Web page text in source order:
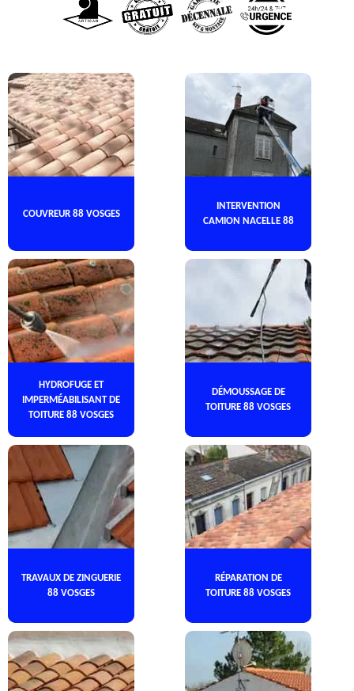
COUVREUR 88 VOSGES
INTERVENTION
CAMION NACELLE 88
HYDROFUGE ET
IMPERMÉABILISANT DE
TOITURE 88 VOSGES
DÉMOUSSAGE DE
TOITURE 88 VOSGES
TRAVAUX DE ZINGUERIE
88 VOSGES
RÉPARATION DE
TOITURE 88 VOSGES